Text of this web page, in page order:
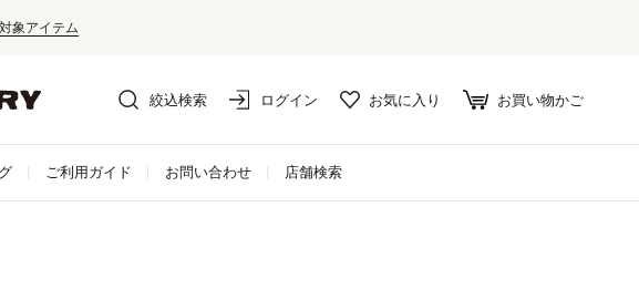
セール対象外アイテムは10%ポイント還元！
絞込検索 ログイン お気に入り お買い物かご
ご利用ガイド お問い合わせ 店舗検索